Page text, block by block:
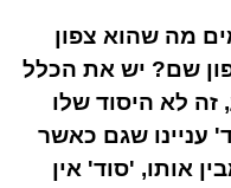
מה שהוא צפון
שם? יש את הכלל
זה לא היסוד שלו
עניינו שגם כאשר
אותו, 'סוד' אין